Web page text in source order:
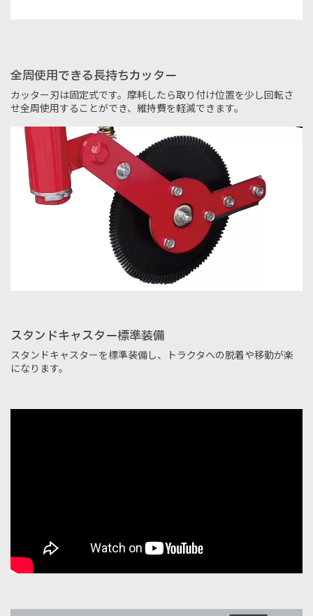
全周使用できる長持ちカッター
カッター刃は固定式です。摩耗したら取り付け位置を少し回転さ
せ全周使用することができ、維持費を軽減できます。
スタンドキャスター標準装備
スタンドキャスターを標準装備し、トラクタへの脱着や移動が楽
になります。